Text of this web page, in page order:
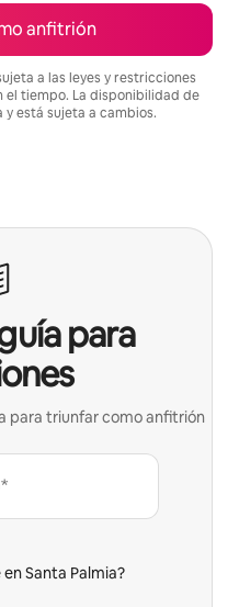
anfitrión
a las leyes y restricciones
tiempo. La disponibilidad de
está sujeta a cambios.
para
para triunfar como anfitrión
Santa Palmia?